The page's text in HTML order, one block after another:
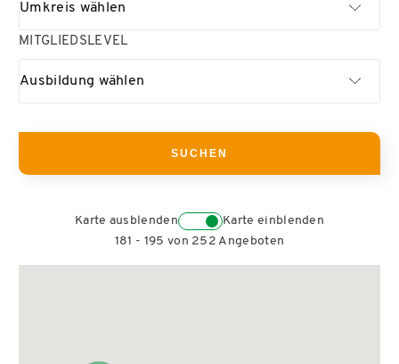
Umkreis wählen
MITGLIEDSLEVEL
Ausbildung wählen
Karte ausblenden
Karte einblenden
181 - 195 von 252 Angeboten